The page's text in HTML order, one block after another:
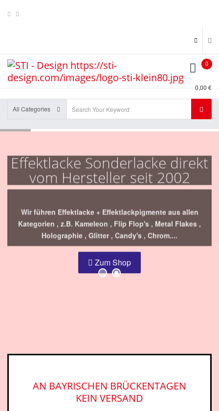
0
0,00 €
All Categories
Effektlacke Sonderlacke direkt
vom Hersteller seit 2002
Kategorien , z.B. Kameleon , Flip Flop's , Metal Flakes ,
Holographie , Glitter , Candy's , Chrom....
Zum Shop
AN BAYRISCHEN BRÜCKENTAGEN
KEIN VERSAND